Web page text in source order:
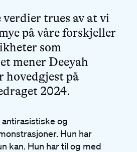
trues av at vi
på våre forskjeller
som
mener Deeyah
hovedgjest på
2024.
og
Hun har
kan. Hun har til og med